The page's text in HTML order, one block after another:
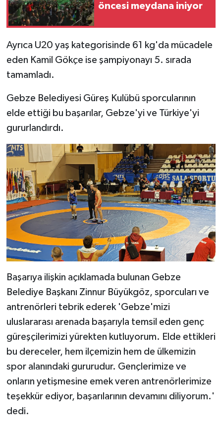
öncesi meydana iniyor
Ayrıca U20 yaş kategorisinde 61 kg'da mücadele
eden Kamil Gökçe ise şampiyonayı 5. sırada
tamamladı.
Gebze Belediyesi Güreş Kulübü sporcularının
elde ettiği bu başarılar, Gebze'yi ve Türkiye'yi
gururlandırdı.
Başarıya ilişkin açıklamada bulunan Gebze
Belediye Başkanı Zinnur Büyükgöz, sporcuları ve
antrenörleri tebrik ederek 'Gebze'mizi
uluslararası arenada başarıyla temsil eden genç
güreşçilerimizi yürekten kutluyorum. Elde ettikleri
bu dereceler, hem ilçemizin hem de ülkemizin
spor alanındaki gururudur. Gençlerimize ve
onların yetişmesine emek veren antrenörlerimize
teşekkür ediyor, başarılarının devamını diliyorum.'
dedi.